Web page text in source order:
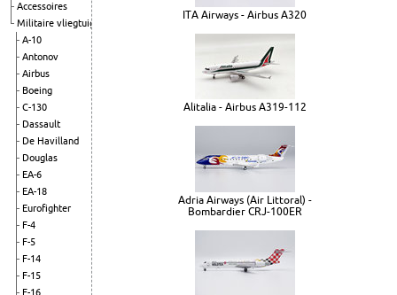
Accessoires
Militaire vliegtuigen
A-10
Antonov
Airbus
Boeing
C-130
Dassault
De Havilland
Douglas
EA-6
EA-18
Eurofighter
F-4
F-5
F-14
F-15
F-16
ITA Airways - Airbus A320
Alitalia - Airbus A319-112
Adria Airways (Air Littoral) -
Bombardier CRJ-100ER